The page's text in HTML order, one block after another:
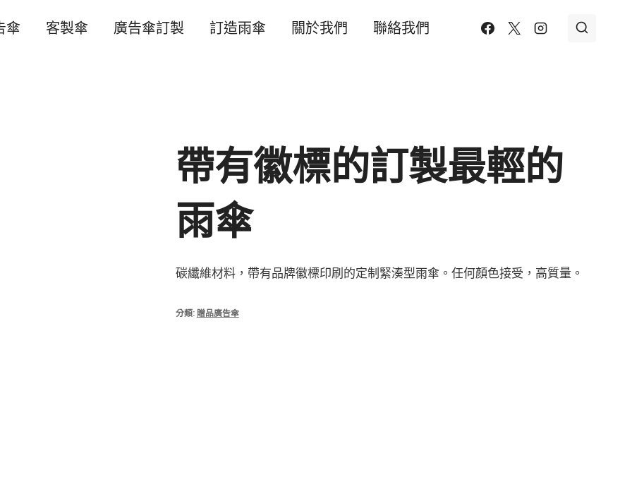
傘 客製傘 廣告傘訂製 訂造雨傘 關於我們 聯絡我們
帶有徽標的訂製最輕的
雨傘
碳纖維材料，帶有品牌徽標印刷的定制緊湊型雨傘。任何顏色接受，高質量。
分類: 贈品廣告傘